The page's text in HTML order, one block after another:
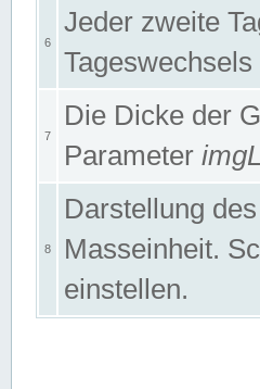
6
Jeder zweite
7
Die Dicke der
Parameter
8
Darstellung
Masseinheit.
einstellen.